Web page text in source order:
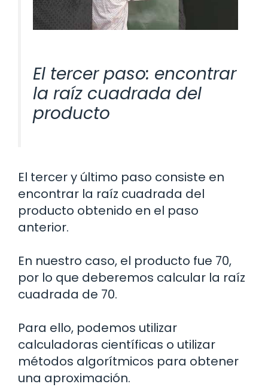
El tercer paso: encontrar
la raíz cuadrada del
producto
El tercer y último paso consiste en
encontrar la raíz cuadrada del
producto obtenido en el paso
anterior.
En nuestro caso, el producto fue 70,
por lo que deberemos calcular la raíz
cuadrada de 70.
Para ello, podemos utilizar
calculadoras científicas o utilizar
métodos algorítmicos para obtener
una aproximación.